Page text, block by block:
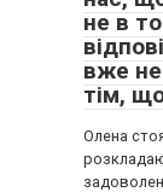
не в
вже
тім,
Олена